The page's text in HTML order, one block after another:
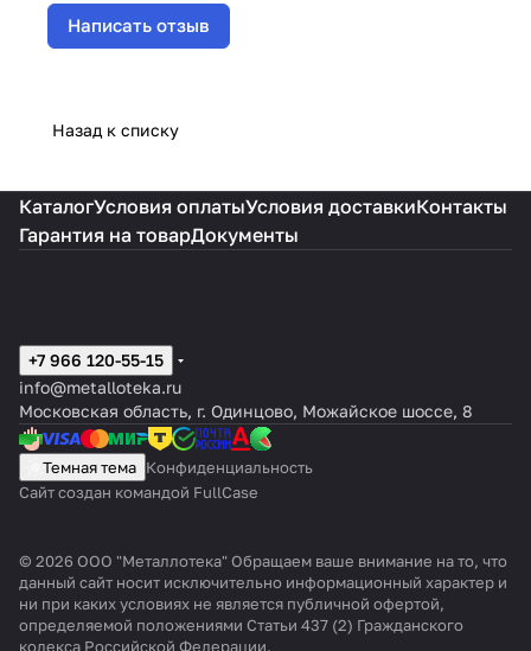
Написать отзыв
Назад к списку
КаталогУсловия оплатыУсловия доставкиКонтакты
Гарантия на товарДокументы
+7 966 120-55-15
info@metalloteka.ru
Московская область, г. Одинцово, Можайское шоссе, 8
Темная тема Конфиденциальность
Сайт создан командой FullCase
© 2026 ООО "Металлотека" Обращаем ваше внимание на то, что
данный сайт носит исключительно информационный характер и
ни при каких условиях не является публичной офертой,
определяемой положениями Статьи 437 (2) Гражданского
кодекса Российской Федерации.